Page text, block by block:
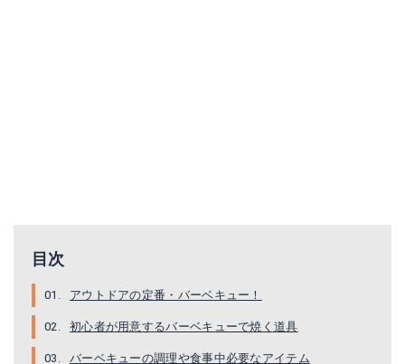
目次
アウトドアの定番・バーベキュー！
初心者が用意するバーベキューで焼く道具
バーベキューの調理や食事中必要なアイテム